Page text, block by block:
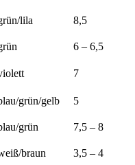
lila 8,5
6 – 6,5
7
grün/gelb 5
grün 7,5 – 8
braun 3,5 – 4